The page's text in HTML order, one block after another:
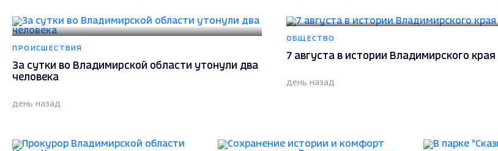
ПРОИСШЕСТВИЯ
За сутки во Владимирской области утонули два
человека
день назад
ОБЩЕСТВО
7 августа в истории Владимирского края
день назад